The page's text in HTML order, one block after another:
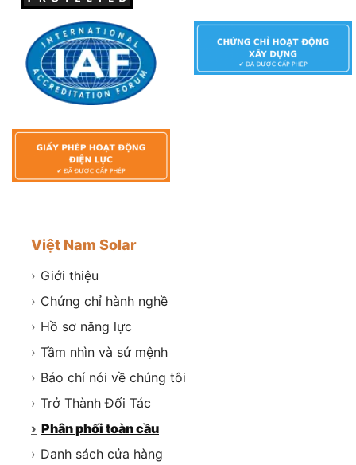
Việt Nam Solar
› Giới thiệu
› Chứng chỉ hành nghề
› Hồ sơ năng lực
› Tầm nhìn và sứ mệnh
› Báo chí nói về chúng tôi
› Trở Thành Đối Tác
› Phân phối toàn cầu
› Danh sách cửa hàng